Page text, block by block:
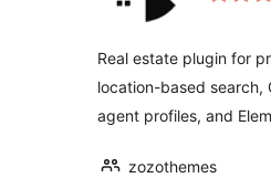
Real estate plugin for
location-based search,
agent profiles, and
zozothemes